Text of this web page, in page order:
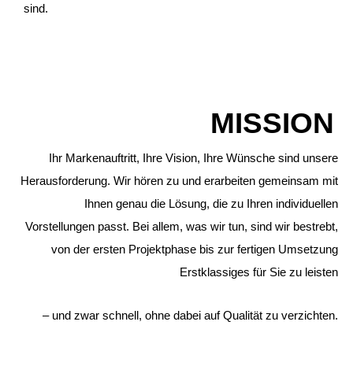
sind.
MISSION
Ihr Markenauftritt, Ihre Vision, Ihre Wünsche sind unsere
Herausforderung. Wir hören zu und erarbeiten gemeinsam mit
Ihnen genau die Lösung, die zu Ihren individuellen
Vorstellungen passt. Bei allem, was wir tun, sind wir bestrebt,
von der ersten Projektphase bis zur fertigen Umsetzung
Erstklassiges für Sie zu leisten
– und zwar schnell, ohne dabei auf Qualität zu verzichten.